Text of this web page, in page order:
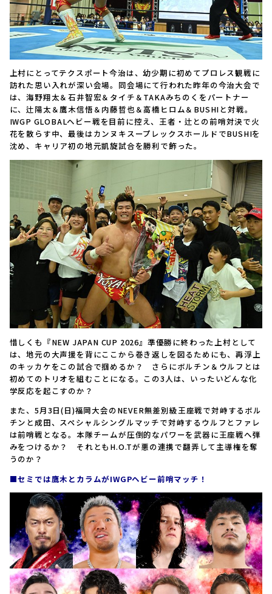
上村にとってテクスポート今治は、幼少期に初めてプロレス観戦に
訪れた思い入れが深い会場。同会場にて行われた昨年の今治大会で
は、海野翔太＆石井智宏＆タイチ＆TAKAみちのくをパートナー
に、辻陽太＆鷹木信悟＆内藤哲也＆高橋ヒロム＆BUSHIと対戦。
IWGP GLOBALヘビー戦を目前に控え、王者・辻との前哨対決で火
花を散らす中、最後はカンヌキスープレックスホールドでBUSHIを
沈め、キャリア初の地元凱旋試合を勝利で飾った。
惜しくも『NEW JAPAN CUP 2026』準優勝に終わった上村として
は、地元の大声援を背にここから巻き返しを図るためにも、再浮上
のキッカケをこの試合で掴めるか？ さらにボルチン＆ウルフとは
初めてのトリオを組むことになる。この3人は、いったいどんな化
学反応を起こすのか？
また、5月3日(日)福岡大会のNEVER無差別級王座戦で対峙するボル
チンと成田、スペシャルシングルマッチで対峙するウルフとファレ
は前哨戦となる。本隊チームが圧倒的なパワーを武器に王座戦へ弾
みをつけるか？ それともH.O.Tが悪の連携で翻弄して主導権を奪
うのか？
■セミでは鷹木とカラムがIWGPヘビー前哨マッチ！